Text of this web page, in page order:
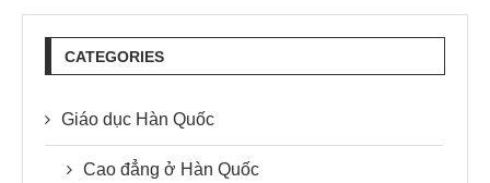
CATEGORIES
Giáo dục Hàn Quốc
Cao đẳng ở Hàn Quốc